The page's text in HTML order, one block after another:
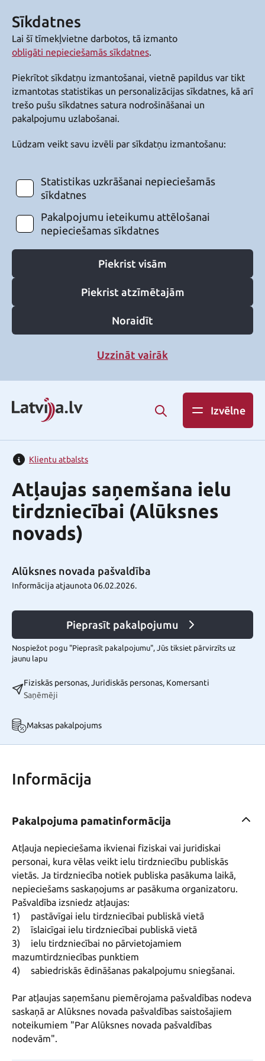
Sīkdatnes
Lai šī tīmekļvietne darbotos, tā izmanto
obligāti nepieciešamās sīkdatnes.
Piekrītot sīkdatņu izmantošanai, vietnē papildus var tikt
izmantotas statistikas un personalizācijas sīkdatnes, kā arī
trešo pušu sīkdatnes satura nodrošināšanai un
pakalpojumu uzlabošanai.
Lūdzam veikt savu izvēli par sīkdatņu izmantošanu:
Statistikas uzkrāšanai nepieciešamās
sīkdatnes
Pakalpojumu ieteikumu attēlošanai
nepieciešamas sīkdatnes
Piekrist visām
Piekrist atzīmētajām
Noraidīt
Uzzināt vairāk
Izvēlne
Klientu atbalsts
Atļaujas saņemšana ielu
tirdzniecībai (Alūksnes
novads)
Alūksnes novada pašvaldība
Informācija atjaunota 06.02.2026.
Pieprasīt pakalpojumu
Nospiežot pogu "Pieprasīt pakalpojumu", Jūs tiksiet pārvirzīts uz
jaunu lapu
Fiziskās personas, Juridiskās personas, Komersanti
Saņēmēji
Maksas pakalpojums
Informācija
Pakalpojuma pamatinformācija
Atļauja nepieciešama ikvienai fiziskai vai juridiskai
personai, kura vēlas veikt ielu tirdzniecību publiskās
vietās. Ja tirdzniecība notiek publiska pasākuma laikā,
nepieciešams saskaņojums ar pasākuma organizatoru.
Pašvaldība izsniedz atļaujas:
1)	pastāvīgai ielu tirdzniecībai publiskā vietā
2)	īslaicīgai ielu tirdzniecībai publiskā vietā
3)	ielu tirdzniecībai no pārvietojamiem
mazumtirdzniecības punktiem
4)	sabiedriskās ēdināšanas pakalpojumu sniegšanai.
Par atļaujas saņemšanu piemērojama pašvaldības nodeva
saskaņā ar Alūksnes novada pašvaldības saistošajiem
noteikumiem "Par Alūksnes novada pašvaldības
nodevām".